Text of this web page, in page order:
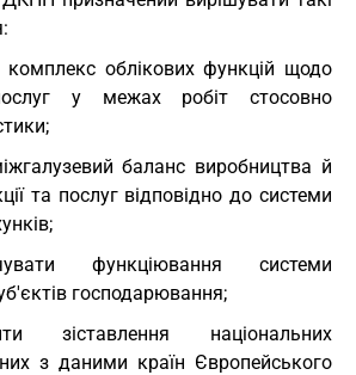
комплекс облікових функцій щодо
у межах робіт стосовно
баланс виробництва й
та послуг відповідно до системи
функціювання системи
господарювання;
зіставлення національних
з даними країн Європейського